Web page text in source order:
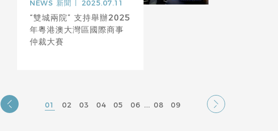
NEWS 新聞 2025.07.11
“雙城兩院” 支持舉辦2025
年粵港澳大灣區國際商事
仲裁大賽
01 02 03 04 05 06 ... 08 09